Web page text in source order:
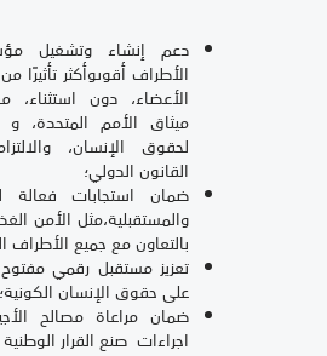
دعم إنشاء وتشغيل
الأطراف أقوىوأكثر تأثيرًا
الأعضاء، دون استثناء،
ميثاق الأمم المتحدة، و
لحقوق الإنسان،
القانون الدولي؛
ضمان استجابات فعالة
والمستقبلية،مثل الأمن
بالتعاون مع جميع الأطراف
تعزيز مستقبل رقمي مفتوح
على حقوق الإنسان الكونية؛
ضمان مراعاة مصالح
اجراءات صنع القرار الوطنية